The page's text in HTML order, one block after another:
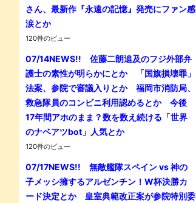
さん、最新作『永遠の記憶』発売にファン感
涙とか
120件のビュー
07/14NEWS!! 佐藤二朗追及のフジ外部弁
護士の素性が明らかにとか 「国旗損壊罪」
法案、参院で審議入りとか 福岡市消防局、
救急隊員のコンビニ利用認めるとか 今後
17年間アホのまま？数を数え続ける「世界
のナベアツbot」人気とか
120件のビュー
07/17NEWS!! 無敵艦隊スペイン vs 神の
子メッシ擁するアルゼンチン！W杯決勝カ
ード決定とか 皇室典範改正案が参院特別委